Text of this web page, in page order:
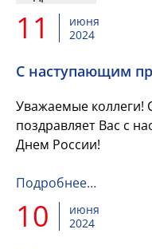
11
июня
2024
C наступающим
Уважаемые коллеги!
поздравляет Вас с
Днем России!
Подробнее…
10
июня
2024